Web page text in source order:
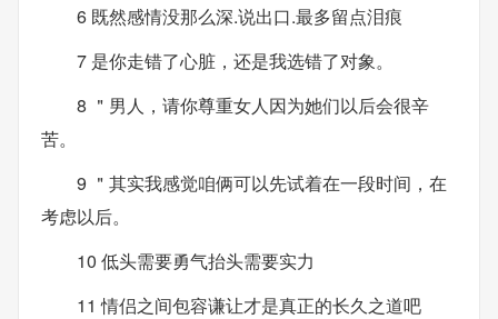
6 既然感情没那么深.说出口.最多留点泪痕
7 是你走错了心脏，还是我选错了对象。
8 ＂男人，请你尊重女人因为她们以后会很辛
苦。
9 ＂其实我感觉咱俩可以先试着在一段时间，在
考虑以后。
10 低头需要勇气抬头需要实力
11 情侣之间包容谦让才是真正的长久之道吧